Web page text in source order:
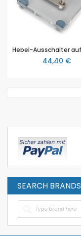
44,40 €
SEARCH BRANDS